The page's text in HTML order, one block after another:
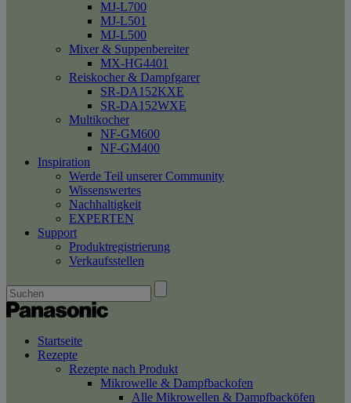
MJ-L700
MJ-L501
MJ-L500
Mixer & Suppenbereiter
MX-HG4401
Reiskocher & Dampfgarer
SR-DA152KXE
SR-DA152WXE
Multikocher
NF-GM600
NF-GM400
Inspiration
Werde Teil unserer Community
Wissenswertes
Nachhaltigkeit
EXPERTEN
Support
Produktregistrierung
Verkaufsstellen
Startseite
Rezepte
Rezepte nach Produkt
Mikrowelle & Dampfbackofen
Alle Mikrowellen & Dampfbacköfen